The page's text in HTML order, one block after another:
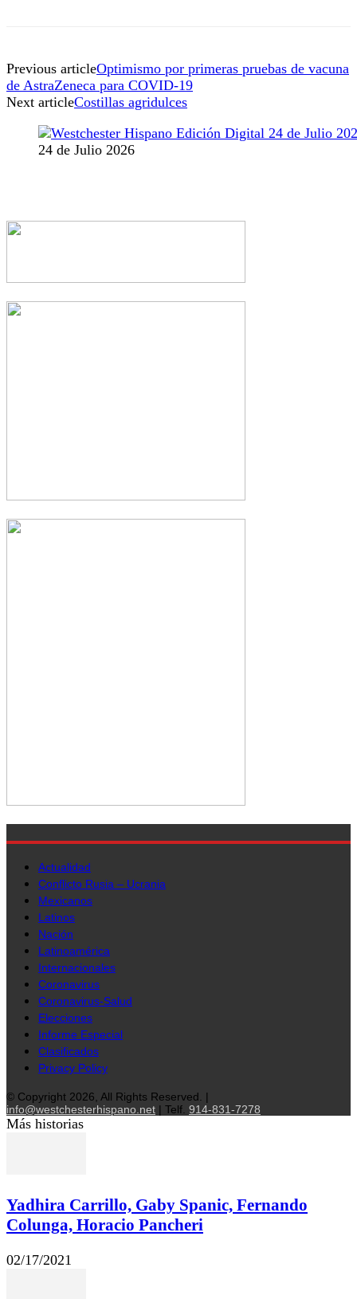
Previous articleOptimismo por primeras pruebas de vacuna
de AstraZeneca para COVID-19
Next articleCostillas agridulces
24 de Julio 2026
Actualidad
Conflicto Rusia – Ucrania
Mexicanos
Latinos
Nación
Latinoamérica
Internacionales
Coronavirus
Coronavirus-Salud
Elecciones
Informe Especial
Clasificados
Privacy Policy
© Copyright 2026, All Rights Reserved. |
info@westchesterhispano.net | Telf. 914-831-7278
Más historias
Yadhira Carrillo, Gaby Spanic, Fernando
Colunga, Horacio Pancheri
02/17/2021